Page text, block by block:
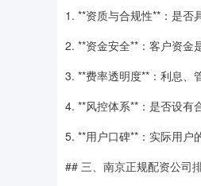
1. **资质与合规性**：是否
2. **资金安全**：客户资金
3. **费率透明度**：利息、
4. **风控体系**：是否设有
5. **用户口碑**：实际用户
## 三、南京正规配资公司